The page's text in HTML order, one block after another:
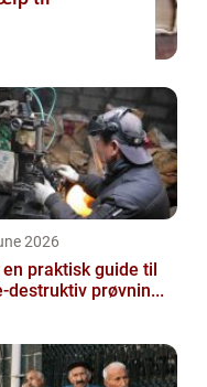
2026
destruktiv prøvnin...